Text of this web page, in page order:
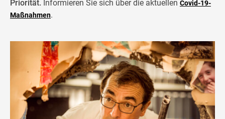
Priorität. Informieren Sie sich über die aktuellen Covid-19-
Maßnahmen.